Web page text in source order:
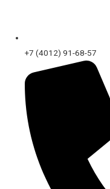
+7 (4012) 91-68-57